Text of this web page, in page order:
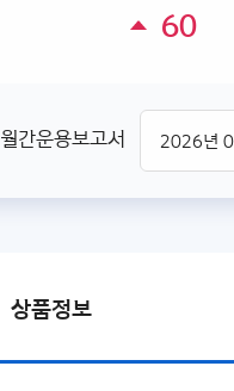
60
월간운용보고서
상품정보